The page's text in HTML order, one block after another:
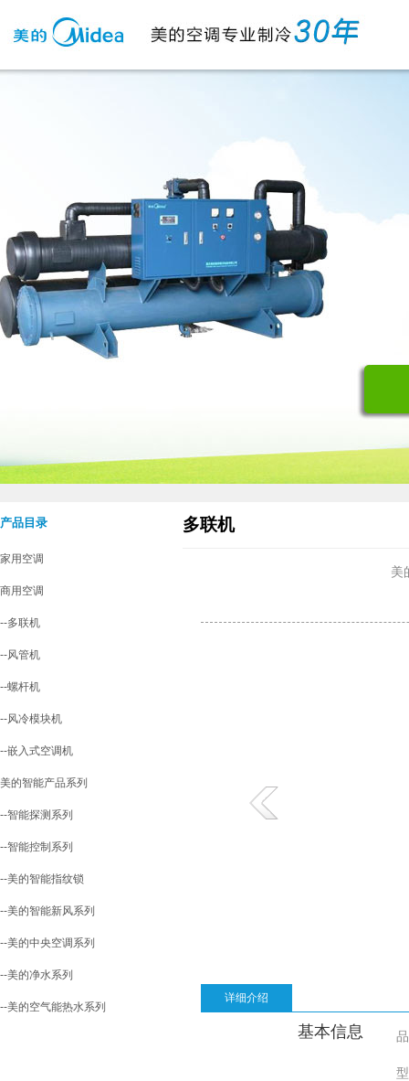
产品目录
家用空调
商用空调
--多联机
--风管机
--螺杆机
--风冷模块机
--嵌入式空调机
美的智能产品系列
--智能探测系列
--智能控制系列
--美的智能指纹锁
--美的智能新风系列
--美的中央空调系列
--美的净水系列
--美的空气能热水系列
多联机
美
详细介绍
基本信息